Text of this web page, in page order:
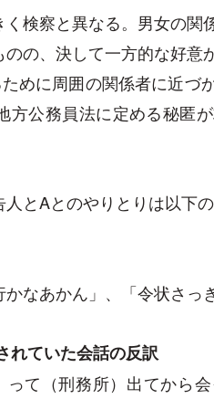
検察と異なる。男女の関
の、決して一方的な好意
めに周囲の関係者に近づ
方公務員法に定める秘匿
とAとのやりとりは以下の
かなあかん」、「令状さ
れていた会話の反訳
って（刑務所）出てから